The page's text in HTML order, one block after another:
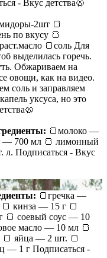
- Вкус детства🥨
2шт 🍞
по вкусу 🍞
🍞соль Для
выделилась горечь.
Обжариваем на
овощи, как на видео.
соль и заправляем
уксуса, но это
🍞молоко —
— 700 мл 🍞 лимонный
л. Подписаться - Вкус
🍞гречка —
кинза — 15 г 🍞
🍞 соевый соус — 10
масло — 10 мл 🍞
яйца — 2 шт. 🍞
— 1 г Подписаться -